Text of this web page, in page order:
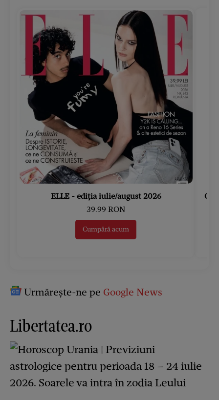
ELLE - ediția iulie/august 2026
39.99 RON
Cumpără acum
Urmărește-ne pe Google News
Libertatea.ro